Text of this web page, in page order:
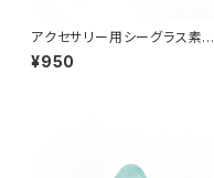
アクセサリー用シーグラス素材
(アップルグリーン) AS-19
¥950